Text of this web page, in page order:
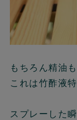
もちろん精油
これは竹酢液
スプレーした瞬